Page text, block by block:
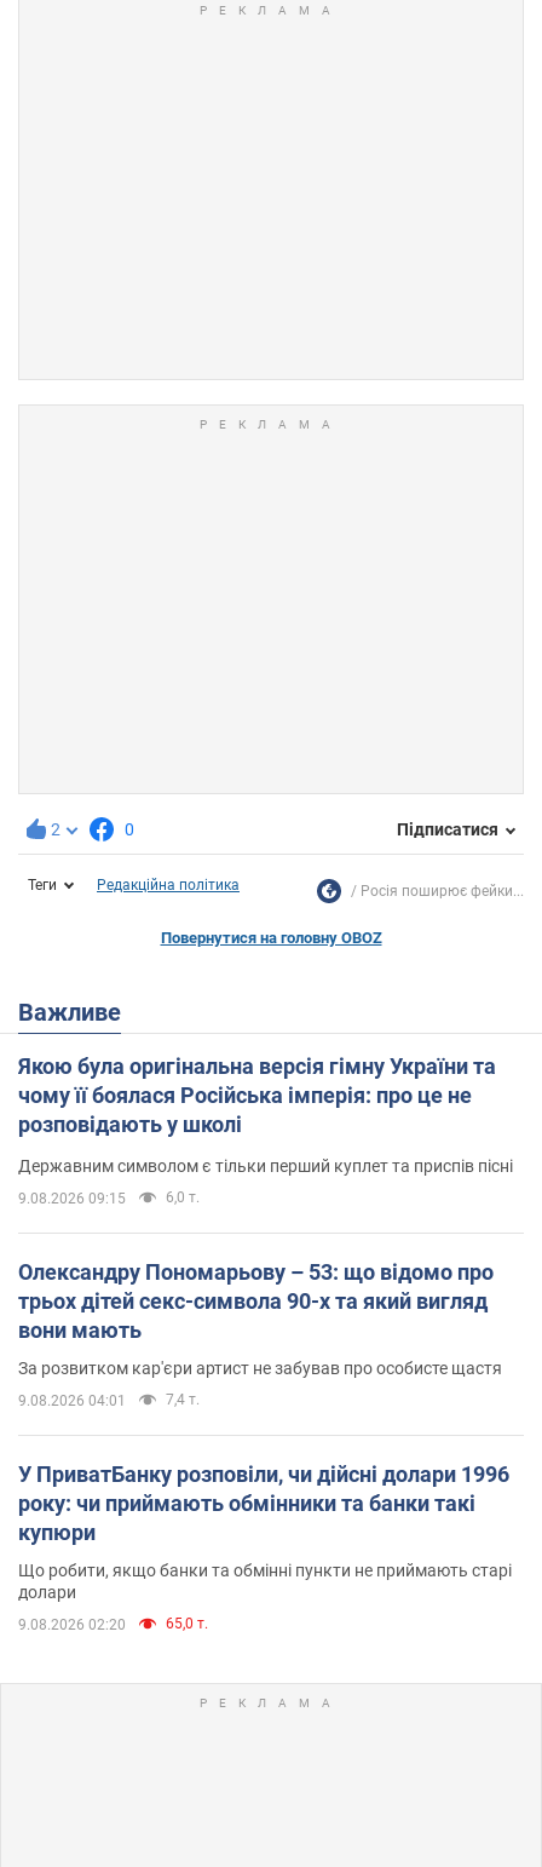
2 0 Підписатися
Теги Редакційна політика Росія поширює фейки...
Повернутися на головну OBOZ
Важливе
Якою була оригінальна версія гімну України та
чому її боялася Російська імперія: про це не
розповідають у школі
Державним символом є тільки перший куплет та приспів пісні
9.08.2026 09:15 6,0 т.
Олександру Пономарьову – 53: що відомо про
трьох дітей секс-символа 90-х та який вигляд
вони мають
За розвитком кар'єри артист не забував про особисте щастя
9.08.2026 04:01 7,4 т.
У ПриватБанку розповіли, чи дійсні долари 1996
року: чи приймають обмінники та банки такі
купюри
Що робити, якщо банки та обмінні пункти не приймають старі
долари
9.08.2026 02:20 65,0 т.